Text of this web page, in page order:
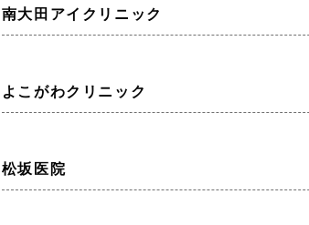
南大田アイクリニック
よこがわクリニック
松坂医院